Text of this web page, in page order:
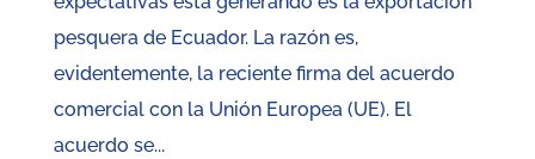
pesquera de Ecuador. La razón es,
evidentemente, la reciente firma del acuerdo
comercial con la Unión Europea (UE). El
acuerdo se...